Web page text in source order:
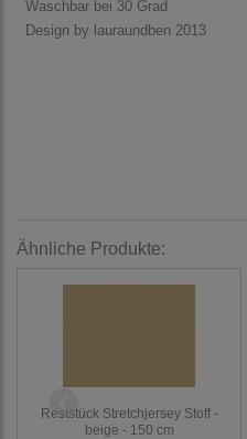
Waschbar bei 30 Grad
Design by lauraundben 2013
Ähnliche Produkte:
Reststück Stretchjersey Stoff -
beige - 150 cm